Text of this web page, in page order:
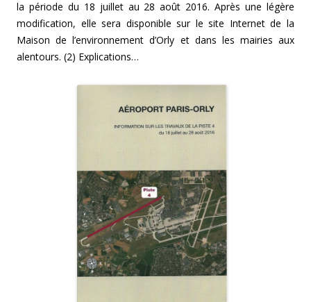
la période du 18 juillet au 28 août 2016. Après une légère
modification, elle sera disponible sur le site Internet de la
Maison de l’environnement d’Orly et dans les mairies aux
alentours. (2) Explications…